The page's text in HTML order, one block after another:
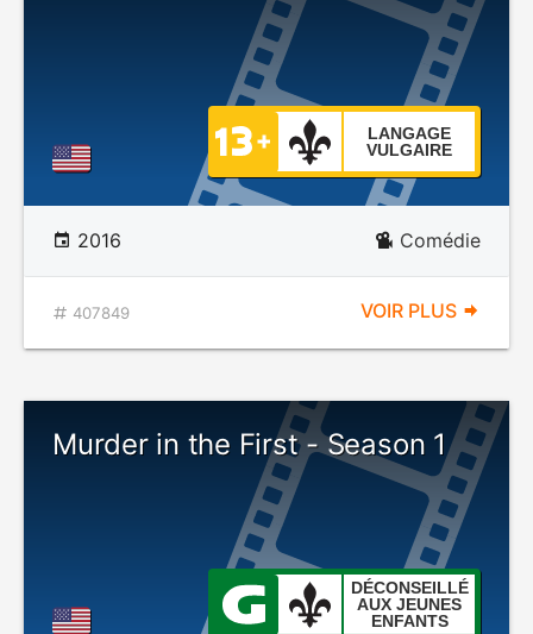
LANGAGE
VULGAIRE
2016 Comédie
407849 VOIR PLUS
Murder in the First - Season 1
DÉCONSEILLÉ
AUX JEUNES
ENFANTS